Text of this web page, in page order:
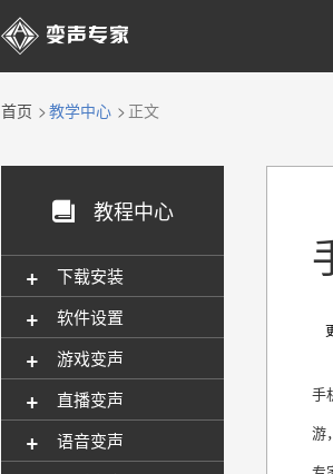

首页 教学中心 正文
 教程中心
下载安装
+
软件设置
+
游戏变声
+
直播变声
+
语音变声
+
手
游